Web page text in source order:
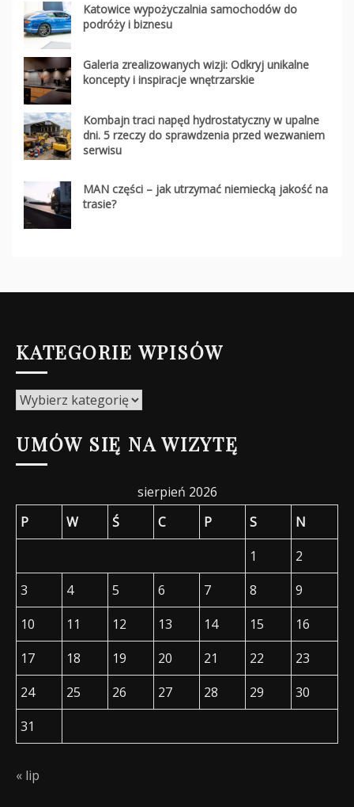
Katowice wypożyczalnia samochodów do
podróży i biznesu
Galeria zrealizowanych wizji: Odkryj unikalne
koncepty i inspiracje wnętrzarskie
Kombajn traci napęd hydrostatyczny w upalne
dni. 5 rzeczy do sprawdzenia przed wezwaniem
serwisu
MAN części – jak utrzymać niemiecką jakość na
trasie?
KATEGORIE WPISÓW
Kategorie
UMÓW SIĘ NA WIZYTĘ
sierpień 2026
P
W Ś C P S
N
1
2
3
4 5 6 7 8
9
10
11 12 13 14 15
16
17
18 19 20 21 22
23
24
25 26 27 28 29
30
31
« lip